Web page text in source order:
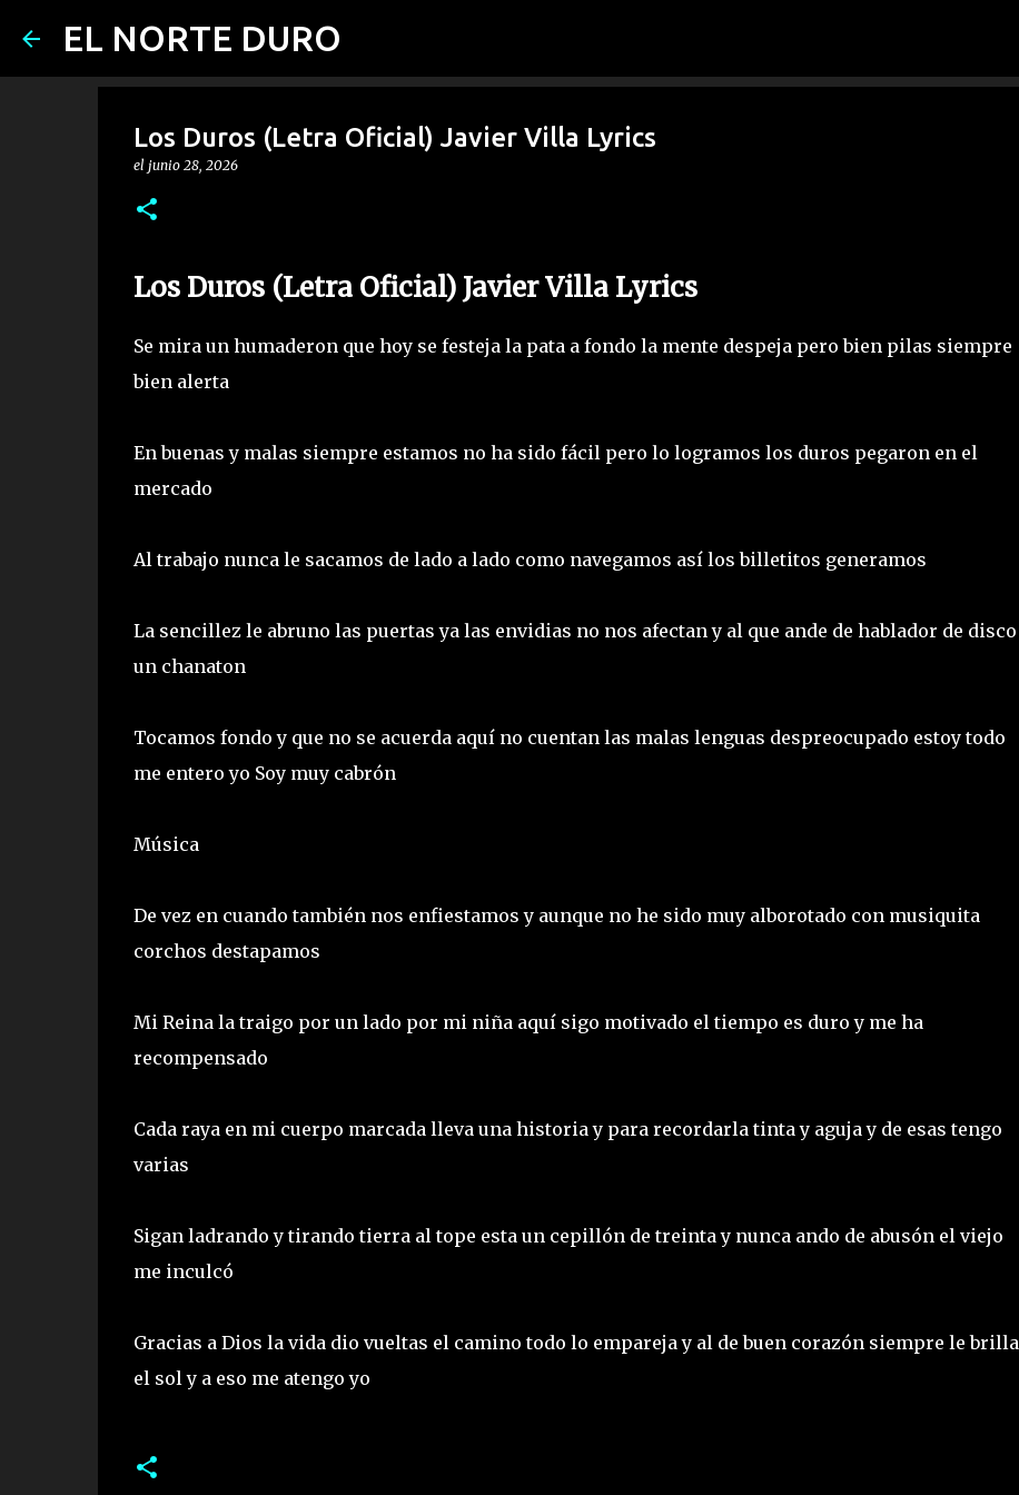
EL NORTE DURO
Los Duros (Letra Oficial) Javier Villa Lyrics
el junio 28, 2026
Los Duros (Letra Oficial) Javier Villa Lyrics
Se mira un humaderon que hoy se festeja la pata a fondo la mente despeja pero bien pilas siempre
bien alerta
En buenas y malas siempre estamos no ha sido fácil pero lo logramos los duros pegaron en el
mercado
Al trabajo nunca le sacamos de lado a lado como navegamos así los billetitos generamos
La sencillez le abruno las puertas ya las envidias no nos afectan y al que ande de hablador de disco
un chanaton
Tocamos fondo y que no se acuerda aquí no cuentan las malas lenguas despreocupado estoy todo
me entero yo Soy muy cabrón
Música
De vez en cuando también nos enfiestamos y aunque no he sido muy alborotado con musiquita
corchos destapamos
Mi Reina la traigo por un lado por mi niña aquí sigo motivado el tiempo es duro y me ha
recompensado
Cada raya en mi cuerpo marcada lleva una historia y para recordarla tinta y aguja y de esas tengo
varias
Sigan ladrando y tirando tierra al tope esta un cepillón de treinta y nunca ando de abusón el viejo
me inculcó
Gracias a Dios la vida dio vueltas el camino todo lo empareja y al de buen corazón siempre le brilla
el sol y a eso me atengo yo